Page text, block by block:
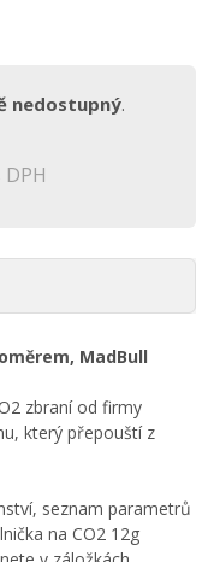
nedostupný.
DPH
MadBull
zbraní od firmy
který přepouští z
seznam parametrů
na CO2 12g